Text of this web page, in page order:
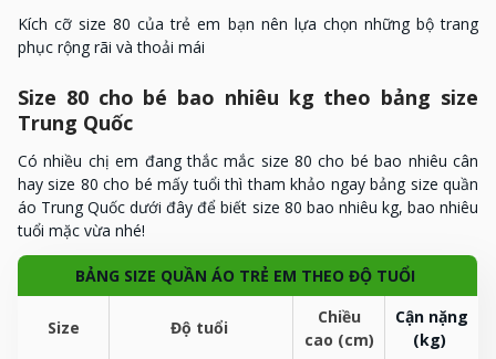
Kích cỡ size 80 của trẻ em bạn nên lựa chọn những bộ trang
phục rộng rãi và thoải mái
Size 80 cho bé bao nhiêu kg theo bảng size
Trung Quốc
Có nhiều chị em đang thắc mắc size 80 cho bé bao nhiêu cân
hay size 80 cho bé mấy tuổi thì tham khảo ngay bảng size quần
áo Trung Quốc dưới đây để biết size 80 bao nhiêu kg, bao nhiêu
tuổi mặc vừa nhé!
BẢNG SIZE QUẦN ÁO TRẺ EM THEO ĐỘ TUỔI
Size Độ tuổi
Chiều
cao (cm)
Cận nặng
(kg)